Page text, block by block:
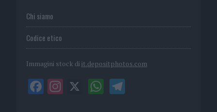
Chi siamo
Codice etico
Immagini stock di it.depositphotos.com